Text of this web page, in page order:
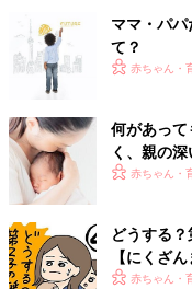
ママ・パ
て？
赤ちゃん・
何があっ
く、親の
赤ちゃん・
どうする
【にくざ
赤ちゃん・